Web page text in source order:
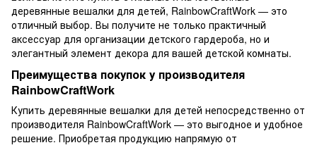
деревянные вешалки для детей, RainbowCraftWork — это
отличный выбор. Вы получите не только практичный
аксессуар для организации детского гардероба, но и
элегантный элемент декора для вашей детской комнаты.
Преимущества покупок у производителя
RainbowCraftWork
Купить деревянные вешалки для детей непосредственно от
производителя RainbowCraftWork — это выгодное и удобное
решение. Приобретая продукцию напрямую от